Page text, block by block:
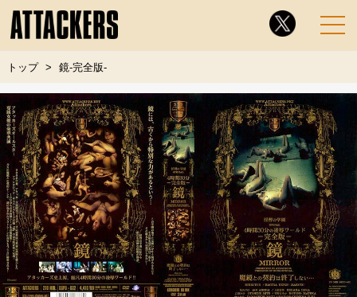
トップ 鏡-完全版-